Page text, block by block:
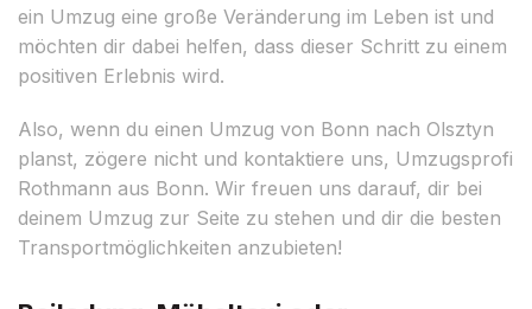
ein Umzug eine große Veränderung im Leben ist und
möchten dir dabei helfen, dass dieser Schritt zu einem
positiven Erlebnis wird.
Also, wenn du einen Umzug von Bonn nach Olsztyn
planst, zögere nicht und kontaktiere uns, Umzugsprofi
Rothmann aus Bonn. Wir freuen uns darauf, dir bei
deinem Umzug zur Seite zu stehen und dir die besten
Transportmöglichkeiten anzubieten!